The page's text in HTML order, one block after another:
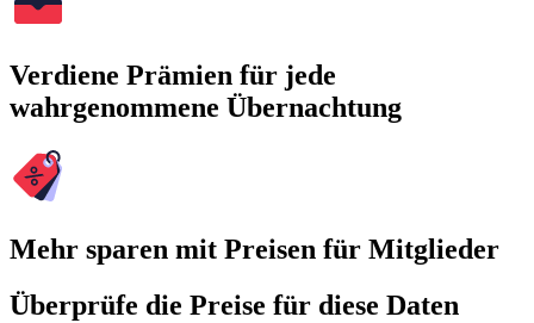
Verdiene Prämien für jede
wahrgenommene Übernachtung
Mehr sparen mit Preisen für Mitglieder
Überprüfe die Preise für diese Daten